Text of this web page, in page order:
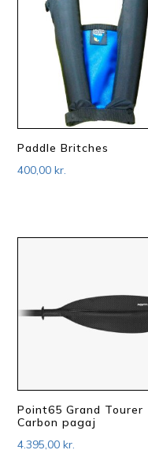
Paddle Britches
400,00kr.
Point65 Grand Tourer
Carbon pagaj
4.395,00kr.